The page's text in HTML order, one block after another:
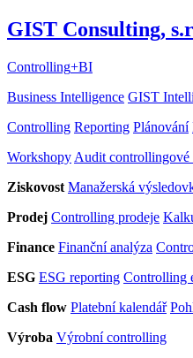
GIST Consulting,
Controlling+BI
Business Intelligence GIST
Controlling Reporting Plánování
Workshopy Audit controllingové
Ziskovost Manažerská
Prodej Controlling prodeje
Finance Finanční analýza
ESG ESG reporting Controlling
Cash flow Platební kalendář
Výroba Výrobní controlling